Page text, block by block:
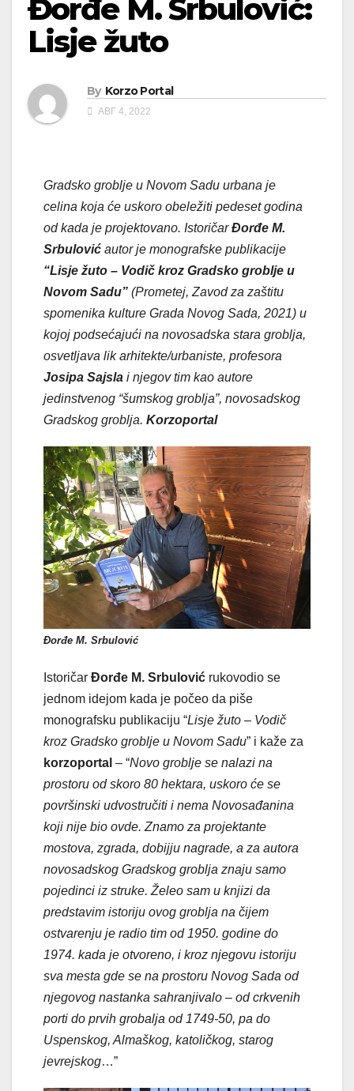
Đorđe M. Srbulović:
Lisje žuto
By Korzo Portal
АВГ 4, 2022
Gradsko groblje u Novom Sadu urbana je
celina koja će uskoro obeležiti pedeset godina
od kada je projektovano. IstoričarĐorđe M.
Srbulović autor je monografske publikacije
“Lisje žuto – Vodič kroz Gradsko groblje u
Novom Sadu” (Prometej, Zavod za zaštitu
spomenika kulture Grada Novog Sada, 2021) u
kojoj podsećajući na novosadska stara groblja,
osvetljava lik arhitekte/urbaniste, profesora
Josipa Sajsla i njegov tim kao autore
jedinstvenog “šumskog groblja”, novosadskog
Gradskog groblja. Korzoportal
Đorđe M. Srbulović
Istoričar Đorđe M. Srbulović rukovodio se
jednom idejom kada je počeo da piše
monografsku publikaciju “Lisje žuto – Vodič
kroz Gradsko groblje u Novom Sadu” i kaže za
korzoportal – “Novo groblje se nalazi na
prostoru od skoro 80 hektara, uskoro će se
površinski udvostručiti i nema Novosađanina
koji nije bio ovde. Znamo za projektante
mostova, zgrada, dobijju nagrade, a za autora
novosadskog Gradskog groblja znaju samo
pojedinci iz struke. Želeo sam u knjizi da
predstavim istoriju ovog groblja na čijem
ostvarenju je radio tim od 1950. godine do
1974. kada je otvoreno, i kroz njegovu istoriju
sva mesta gde se na prostoru Novog Sada od
njegovog nastanka sahranjivalo – od crkvenih
porti do prvih grobalja od 1749-50, pa do
Uspenskog, Almaškog, katoličkog, starog
jevrejskog…”